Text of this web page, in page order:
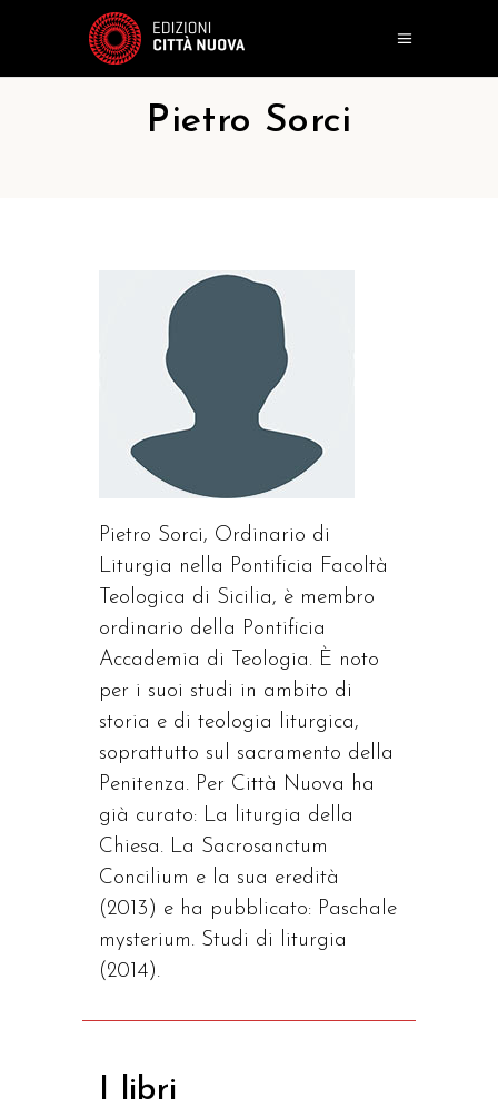
Pietro Sorci
Pietro Sorci, Ordinario di
Liturgia nella Pontificia Facoltà
Teologica di Sicilia, è membro
ordinario della Pontificia
Accademia di Teologia. È noto
per i suoi studi in ambito di
storia e di teologia liturgica,
soprattutto sul sacramento della
Penitenza. Per Città Nuova ha
già curato: La liturgia della
Chiesa. La Sacrosanctum
Concilium e la sua eredità
(2013) e ha pubblicato: Paschale
mysterium. Studi di liturgia
(2014).
I libri